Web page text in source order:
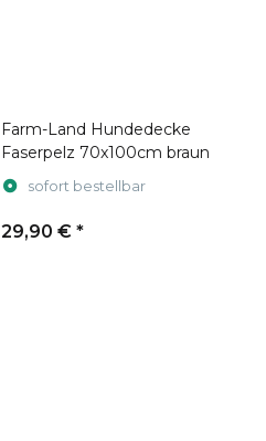
Farm-Land Hundedecke
Faserpelz 70x100cm braun
sofort bestellbar
29,90 € *